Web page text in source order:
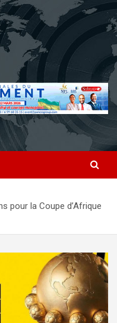
pour la Coupe d’Afrique